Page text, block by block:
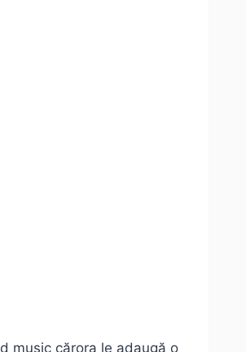
music cărora le adaugă o